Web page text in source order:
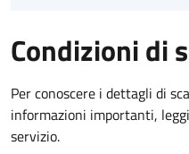
Condizioni di
Per conoscere i dettagli di
informazioni importanti,
servizio.